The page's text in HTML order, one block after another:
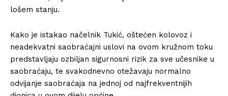
lošem stanju.
Kako je istakao načelnik Tukić, oštećen kolovoz i
neadekvatni saobraćajni uslovi na ovom kružnom toku
predstavljaju ozbiljan sigurnosni rizik za sve učesnike u
saobraćaju, te svakodnevno otežavaju normalno
odvijanje saobraćaja na jednoj od najfrekventnijih